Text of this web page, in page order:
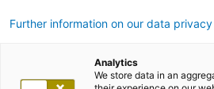
Further information on our data
Analytics
We store data in an